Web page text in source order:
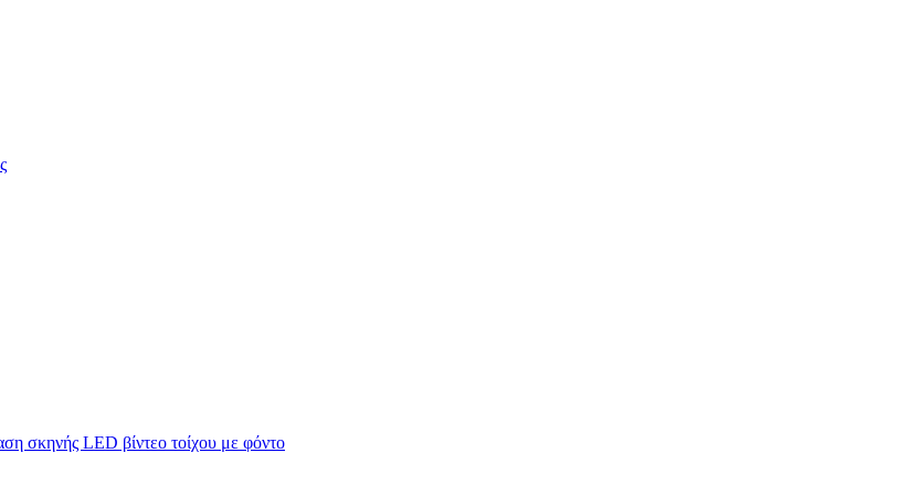
σκηνής LED βίντεο τοίχου με φόντο